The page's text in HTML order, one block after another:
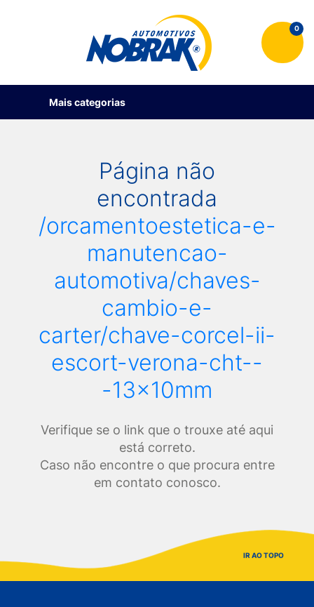
0
Mais categorias
Página não
encontrada
/orcamentoestetica-e-
manutencao-
automotiva/chaves-
cambio-e-
carter/chave-corcel-ii-
escort-verona-cht--
-13x10mm
Verifique se o link que o trouxe até aqui
está correto.
Caso não encontre o que procura entre
em contato conosco.
IR AO TOPO